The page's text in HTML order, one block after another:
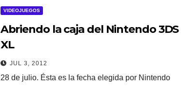
VIDEOJUEGOS
Abriendo la caja del Nintendo 3DS
XL
JUL 3, 2012
28 de julio. Ésta es la fecha elegida por Nintendo